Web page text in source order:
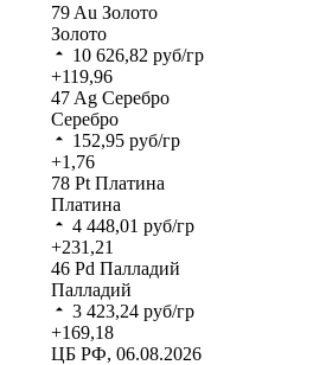
79 Au Золото
Золото
10 626,82 руб/гр
+119,96
47 Ag Серебро
Серебро
152,95 руб/гр
+1,76
78 Pt Платина
Платина
4 448,01 руб/гр
+231,21
46 Pd Палладий
Палладий
3 423,24 руб/гр
+169,18
ЦБ РФ, 06.08.2026